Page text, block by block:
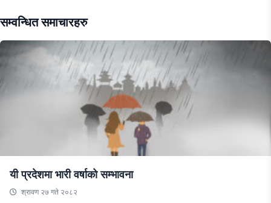
सम्वन्धित समाचारहरु
यी प्रदेशमा भारी वर्षाको सम्भावना
श्रावण २७ गते २०८२